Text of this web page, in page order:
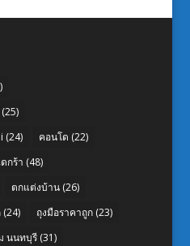
(25)
(24) คอนโด (22)
กร้า (48)
ตกแต่งบ้าน(26)
(24) ถุงมือราคาถูก(23)
นนทบุรี(31)